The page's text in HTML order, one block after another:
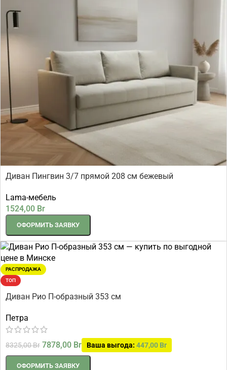
Диван Пингвин 3/7 прямой 208 см бежевый
Lama-мебель
1524,00 Br
ОФОРМИТЬ ЗАЯВКУ
РАСПРОДАЖА
ТОП
Диван Рио П-образный 353 см
Петра
8325,00Br 7878,00 Br Ваша выгода: 447,00 Br
ОФОРМИТЬ ЗАЯВКУ